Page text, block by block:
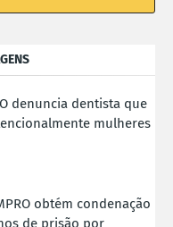
denuncia dentista que
mulheres
obtém condenação